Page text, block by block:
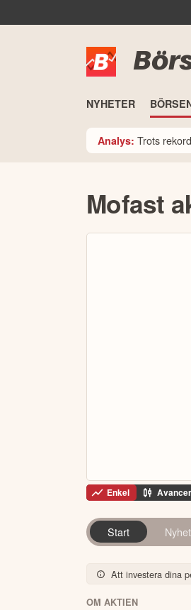
NYHETER
Analys: Trots
Mofast
Enkel
Start
Att investera dina
OM AKTIEN